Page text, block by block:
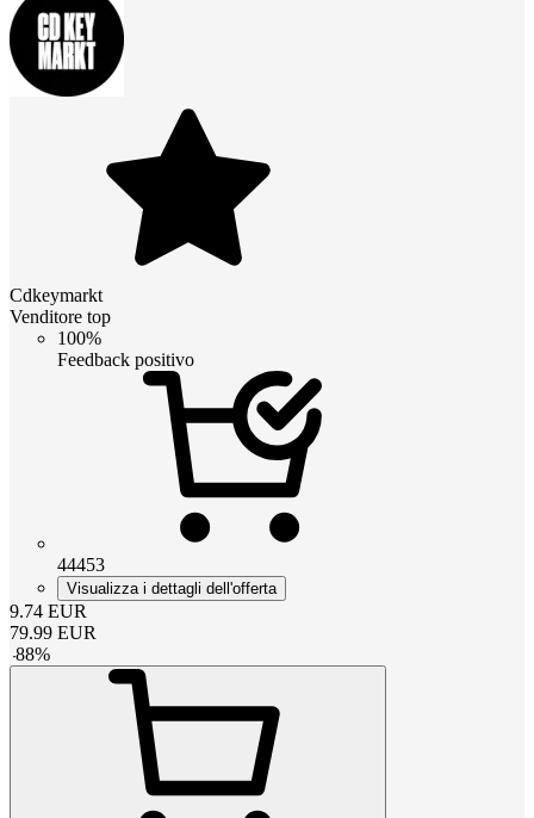
Cdkeymarkt
Venditore top
100%
Feedback positivo
44453
Visualizza i dettagli dell'offerta
9.74 EUR
79.99 EUR
-88%